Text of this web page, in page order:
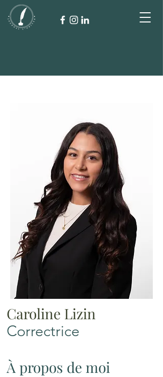
Correctrice
Caroline Lizin
À propos de moi